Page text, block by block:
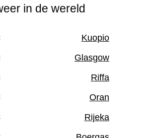
in de wereld
Kuopio
Glasgow
Riffa
Oran
Rijeka